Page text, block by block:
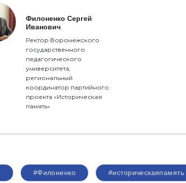
Филоненко Сергей
Иванович
Ректор Воронежского
государственного
педагогического
университета,
региональный
координатор партийного
проекта «Историческая
память»
#Филоненко #историческаяпамять